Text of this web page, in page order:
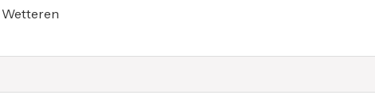
Wetteren